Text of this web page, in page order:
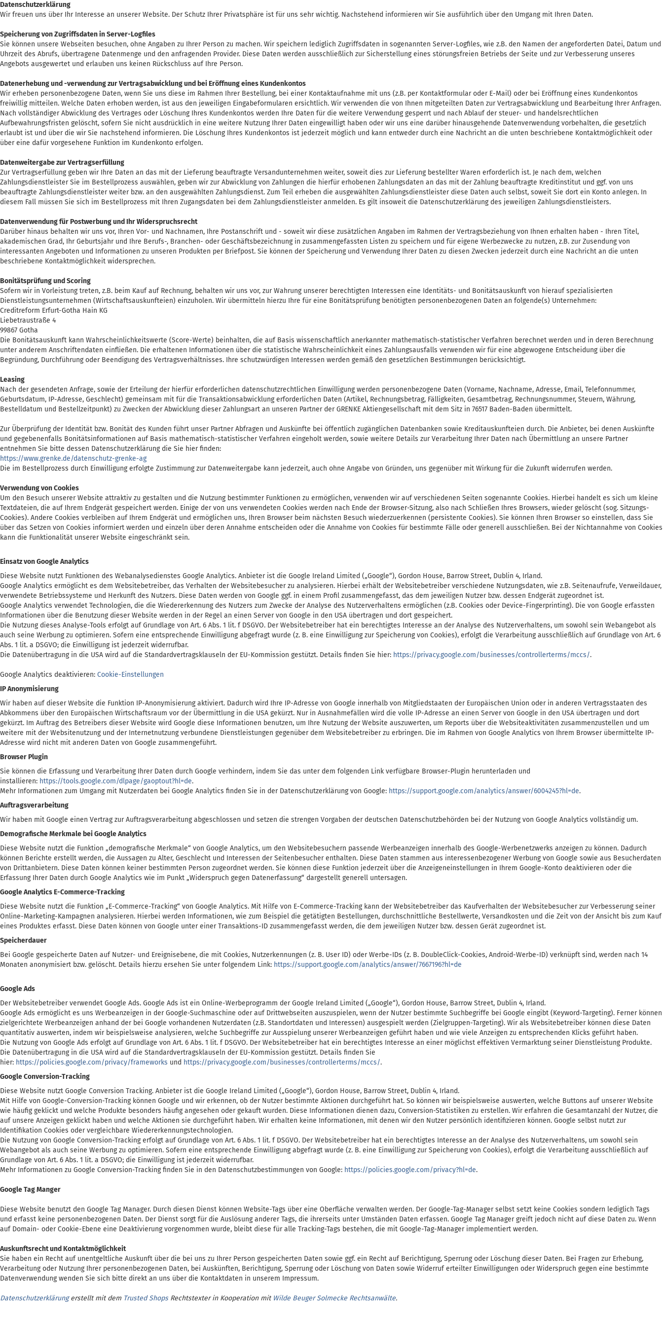
Datenschutzerklärung
Wir freuen uns über Ihr Interesse an unserer Website. Der Schutz Ihrer Privatsphäre ist für uns sehr wichtig. Nachstehend informieren wir Sie ausführlich über den Umgang mit Ihren Daten.
Speicherung von Zugriffsdaten in Server-Logfiles
Sie können unsere Webseiten besuchen, ohne Angaben zu Ihrer Person zu machen. Wir speichern lediglich Zugriffsdaten in sogenannten Server-Logfiles, wie z.B. den Namen der angeforderten Datei, Datum und
Uhrzeit des Abrufs, übertragene Datenmenge und den anfragenden Provider. Diese Daten werden ausschließlich zur Sicherstellung eines störungsfreien Betriebs der Seite und zur Verbesserung unseres
Angebots ausgewertet und erlauben uns keinen Rückschluss auf Ihre Person.
Datenerhebung und -verwendung zur Vertragsabwicklung und bei Eröffnung eines Kundenkontos
Wir erheben personenbezogene Daten, wenn Sie uns diese im Rahmen Ihrer Bestellung, bei einer Kontaktaufnahme mit uns (z.B. per Kontaktformular oder E-Mail) oder bei Eröffnung eines Kundenkontos
freiwillig mitteilen. Welche Daten erhoben werden, ist aus den jeweiligen Eingabeformularen ersichtlich. Wir verwenden die von Ihnen mitgeteilten Daten zur Vertragsabwicklung und Bearbeitung Ihrer Anfragen.
Nach vollständiger Abwicklung des Vertrages oder Löschung Ihres Kundenkontos werden Ihre Daten für die weitere Verwendung gesperrt und nach Ablauf der steuer- und handelsrechtlichen
Aufbewahrungsfristen gelöscht, sofern Sie nicht ausdrücklich in eine weitere Nutzung Ihrer Daten eingewilligt haben oder wir uns eine darüber hinausgehende Datenverwendung vorbehalten, die gesetzlich
erlaubt ist und über die wir Sie nachstehend informieren. Die Löschung Ihres Kundenkontos ist jederzeit möglich und kann entweder durch eine Nachricht an die unten beschriebene Kontaktmöglichkeit oder
über eine dafür vorgesehene Funktion im Kundenkonto erfolgen.
Datenweitergabe zur Vertragserfüllung
Zur Vertragserfüllung geben wir Ihre Daten an das mit der Lieferung beauftragte Versandunternehmen weiter, soweit dies zur Lieferung bestellter Waren erforderlich ist. Je nach dem, welchen
Zahlungsdienstleister Sie im Bestellprozess auswählen, geben wir zur Abwicklung von Zahlungen die hierfür erhobenen Zahlungsdaten an das mit der Zahlung beauftragte Kreditinstitut und ggf. von uns
beauftragte Zahlungsdienstleister weiter bzw. an den ausgewählten Zahlungsdienst. Zum Teil erheben die ausgewählten Zahlungsdienstleister diese Daten auch selbst, soweit Sie dort ein Konto anlegen. In
diesem Fall müssen Sie sich im Bestellprozess mit Ihren Zugangsdaten bei dem Zahlungsdienstleister anmelden. Es gilt insoweit die Datenschutzerklärung des jeweiligen Zahlungsdienstleisters.
Datenverwendung für Postwerbung und Ihr Widerspruchsrecht
Darüber hinaus behalten wir uns vor, Ihren Vor- und Nachnamen, Ihre Postanschrift und - soweit wir diese zusätzlichen Angaben im Rahmen der Vertragsbeziehung von Ihnen erhalten haben - Ihren Titel,
akademischen Grad, Ihr Geburtsjahr und Ihre Berufs-, Branchen- oder Geschäftsbezeichnung in zusammengefassten Listen zu speichern und für eigene Werbezwecke zu nutzen, z.B. zur Zusendung von
interessanten Angeboten und Informationen zu unseren Produkten per Briefpost. Sie können der Speicherung und Verwendung Ihrer Daten zu diesen Zwecken jederzeit durch eine Nachricht an die unten
beschriebene Kontaktmöglichkeit widersprechen.
Bonitätsprüfung und Scoring
Sofern wir in Vorleistung treten, z.B. beim Kauf auf Rechnung, behalten wir uns vor, zur Wahrung unserer berechtigten Interessen eine Identitäts- und Bonitätsauskunft von hierauf spezialisierten
Dienstleistungsunternehmen (Wirtschaftsauskunfteien) einzuholen. Wir übermitteln hierzu Ihre für eine Bonitätsprüfung benötigten personenbezogenen Daten an folgende(s) Unternehmen:
Creditreform Erfurt-Gotha Hain KG
Liebetraustraße 4
99867 Gotha
Die Bonitätsauskunft kann Wahrscheinlichkeitswerte (Score-Werte) beinhalten, die auf Basis wissenschaftlich anerkannter mathematisch-statistischer Verfahren berechnet werden und in deren Berechnung
unter anderem Anschriftendaten einfließen. Die erhaltenen Informationen über die statistische Wahrscheinlichkeit eines Zahlungsausfalls verwenden wir für eine abgewogene Entscheidung über die
Begründung, Durchführung oder Beendigung des Vertragsverhältnisses. Ihre schutzwürdigen Interessen werden gemäß den gesetzlichen Bestimmungen berücksichtigt.
Leasing
Nach der gesendeten Anfrage, sowie der Erteilung der hierfür erforderlichen datenschutzrechtlichen Einwilligung werden personenbezogene Daten (Vorname, Nachname, Adresse, Email, Telefonnummer,
Geburtsdatum, IP-Adresse, Geschlecht) gemeinsam mit für die Transaktionsabwicklung erforderlichen Daten (Artikel, Rechnungsbetrag, Fälligkeiten, Gesamtbetrag, Rechnungsnummer, Steuern, Währung,
Bestelldatum und Bestellzeitpunkt) zu Zwecken der Abwicklung dieser Zahlungsart an unseren Partner der GRENKE Aktiengesellschaft mit dem Sitz in 76517 Baden-Baden übermittelt.
Zur Überprüfung der Identität bzw. Bonität des Kunden führt unser Partner Abfragen und Auskünfte bei öffentlich zugänglichen Datenbanken sowie Kreditauskunfteien durch. Die Anbieter, bei denen Auskünfte
und gegebenenfalls Bonitätsinformationen auf Basis mathematisch-statistischer Verfahren eingeholt werden, sowie weitere Details zur Verarbeitung Ihrer Daten nach Übermittlung an unsere Partner
entnehmen Sie bitte dessen Datenschutzerklärung die Sie hier finden:
https://www.grenke.de/datenschutz-grenke-ag
Die im Bestellprozess durch Einwilligung erfolgte Zustimmung zur Datenweitergabe kann jederzeit, auch ohne Angabe von Gründen, uns gegenüber mit Wirkung für die Zukunft widerrufen werden.
Verwendung von Cookies
Um den Besuch unserer Website attraktiv zu gestalten und die Nutzung bestimmter Funktionen zu ermöglichen, verwenden wir auf verschiedenen Seiten sogenannte Cookies. Hierbei handelt es sich um kleine
Textdateien, die auf Ihrem Endgerät gespeichert werden. Einige der von uns verwendeten Cookies werden nach Ende der Browser-Sitzung, also nach Schließen Ihres Browsers, wieder gelöscht (sog. Sitzungs-
Cookies). Andere Cookies verbleiben auf Ihrem Endgerät und ermöglichen uns, Ihren Browser beim nächsten Besuch wiederzuerkennen (persistente Cookies). Sie können Ihren Browser so einstellen, dass Sie
über das Setzen von Cookies informiert werden und einzeln über deren Annahme entscheiden oder die Annahme von Cookies für bestimmte Fälle oder generell ausschließen. Bei der Nichtannahme von Cookies
kann die Funktionalität unserer Website eingeschränkt sein.
Einsatz von Google Analytics
Diese Website nutzt Funktionen des Webanalysedienstes Google Analytics. Anbieter ist die Google Ireland Limited („Google“), Gordon House, Barrow Street, Dublin 4, Irland.
Google Analytics ermöglicht es dem Websitebetreiber, das Verhalten der Websitebesucher zu analysieren. Hierbei erhält der Websitebetreiber verschiedene Nutzungsdaten, wie z.B. Seitenaufrufe, Verweildauer,
verwendete Betriebssysteme und Herkunft des Nutzers. Diese Daten werden von Google ggf. in einem Profil zusammengefasst, das dem jeweiligen Nutzer bzw. dessen Endgerät zugeordnet ist.
Google Analytics verwendet Technologien, die die Wiedererkennung des Nutzers zum Zwecke der Analyse des Nutzerverhaltens ermöglichen (z.B. Cookies oder Device-Fingerprinting). Die von Google erfassten
Informationen über die Benutzung dieser Website werden in der Regel an einen Server von Google in den USA übertragen und dort gespeichert.
Die Nutzung dieses Analyse-Tools erfolgt auf Grundlage von Art. 6 Abs. 1 lit. f DSGVO. Der Websitebetreiber hat ein berechtigtes Interesse an der Analyse des Nutzerverhaltens, um sowohl sein Webangebot als
auch seine Werbung zu optimieren. Sofern eine entsprechende Einwilligung abgefragt wurde (z. B. eine Einwilligung zur Speicherung von Cookies), erfolgt die Verarbeitung ausschließlich auf Grundlage von Art. 6
Abs. 1 lit. a DSGVO; die Einwilligung ist jederzeit widerrufbar.
Die Datenübertragung in die USA wird auf die Standardvertragsklauseln der EU-Kommission gestützt. Details finden Sie hier: https://privacy.google.com/businesses/controllerterms/mccs/.
Google Analytics deaktivieren: Cookie-Einstellungen
IP Anonymisierung
Wir haben auf dieser Website die Funktion IP-Anonymisierung aktiviert. Dadurch wird Ihre IP-Adresse von Google innerhalb von Mitgliedstaaten der Europäischen Union oder in anderen Vertragsstaaten des
Abkommens über den Europäischen Wirtschaftsraum vor der Übermittlung in die USA gekürzt. Nur in Ausnahmefällen wird die volle IP-Adresse an einen Server von Google in den USA übertragen und dort
gekürzt. Im Auftrag des Betreibers dieser Website wird Google diese Informationen benutzen, um Ihre Nutzung der Website auszuwerten, um Reports über die Websiteaktivitäten zusammenzustellen und um
weitere mit der Websitenutzung und der Internetnutzung verbundene Dienstleistungen gegenüber dem Websitebetreiber zu erbringen. Die im Rahmen von Google Analytics von Ihrem Browser übermittelte IP-
Adresse wird nicht mit anderen Daten von Google zusammengeführt.
Browser Plugin
Sie können die Erfassung und Verarbeitung Ihrer Daten durch Google verhindern, indem Sie das unter dem folgenden Link verfügbare Browser-Plugin herunterladen und
installieren: https://tools.google.com/dlpage/gaoptout?hl=de.
Mehr Informationen zum Umgang mit Nutzerdaten bei Google Analytics finden Sie in der Datenschutzerklärung von Google: https://support.google.com/analytics/answer/6004245?hl=de.
Auftragsverarbeitung
Wir haben mit Google einen Vertrag zur Auftragsverarbeitung abgeschlossen und setzen die strengen Vorgaben der deutschen Datenschutzbehörden bei der Nutzung von Google Analytics vollständig um.
Demografische Merkmale bei Google Analytics
Diese Website nutzt die Funktion „demografische Merkmale“ von Google Analytics, um den Websitebesuchern passende Werbeanzeigen innerhalb des Google-Werbenetzwerks anzeigen zu können. Dadurch
können Berichte erstellt werden, die Aussagen zu Alter, Geschlecht und Interessen der Seitenbesucher enthalten. Diese Daten stammen aus interessenbezogener Werbung von Google sowie aus Besucherdaten
von Drittanbietern. Diese Daten können keiner bestimmten Person zugeordnet werden. Sie können diese Funktion jederzeit über die Anzeigeneinstellungen in Ihrem Google-Konto deaktivieren oder die
Erfassung Ihrer Daten durch Google Analytics wie im Punkt „Widerspruch gegen Datenerfassung“ dargestellt generell untersagen.
Google Analytics E-Commerce-Tracking
Diese Website nutzt die Funktion „E-Commerce-Tracking“ von Google Analytics. Mit Hilfe von E-Commerce-Tracking kann der Websitebetreiber das Kaufverhalten der Websitebesucher zur Verbesserung seiner
Online-Marketing-Kampagnen analysieren. Hierbei werden Informationen, wie zum Beispiel die getätigten Bestellungen, durchschnittliche Bestellwerte, Versandkosten und die Zeit von der Ansicht bis zum Kauf
eines Produktes erfasst. Diese Daten können von Google unter einer Transaktions-ID zusammengefasst werden, die dem jeweiligen Nutzer bzw. dessen Gerät zugeordnet ist.
Speicherdauer
Bei Google gespeicherte Daten auf Nutzer- und Ereignisebene, die mit Cookies, Nutzerkennungen (z. B. User ID) oder Werbe-IDs (z. B. DoubleClick-Cookies, Android-Werbe-ID) verknüpft sind, werden nach 14
Monaten anonymisiert bzw. gelöscht. Details hierzu ersehen Sie unter folgendem Link: https://support.google.com/analytics/answer/7667196?hl=de
Google Ads
Der Websitebetreiber verwendet Google Ads. Google Ads ist ein Online-Werbeprogramm der Google Ireland Limited („Google“), Gordon House, Barrow Street, Dublin 4, Irland.
Google Ads ermöglicht es uns Werbeanzeigen in der Google-Suchmaschine oder auf Drittwebseiten auszuspielen, wenn der Nutzer bestimmte Suchbegriffe bei Google eingibt (Keyword-Targeting). Ferner können
zielgerichtete Werbeanzeigen anhand der bei Google vorhandenen Nutzerdaten (z.B. Standortdaten und Interessen) ausgespielt werden (Zielgruppen-Targeting). Wir als Websitebetreiber können diese Daten
quantitativ auswerten, indem wir beispielsweise analysieren, welche Suchbegriffe zur Ausspielung unserer Werbeanzeigen geführt haben und wie viele Anzeigen zu entsprechenden Klicks geführt haben.
Die Nutzung von Google Ads erfolgt auf Grundlage von Art. 6 Abs. 1 lit. f DSGVO. Der Websitebetreiber hat ein berechtigtes Interesse an einer möglichst effektiven Vermarktung seiner Dienstleistung Produkte.
Die Datenübertragung in die USA wird auf die Standardvertragsklauseln der EU-Kommission gestützt. Details finden Sie
hier: https://policies.google.com/privacy/frameworks und https://privacy.google.com/businesses/controllerterms/mccs/.
Google Conversion-Tracking
Diese Website nutzt Google Conversion Tracking. Anbieter ist die Google Ireland Limited („Google“), Gordon House, Barrow Street, Dublin 4, Irland.
Mit Hilfe von Google-Conversion-Tracking können Google und wir erkennen, ob der Nutzer bestimmte Aktionen durchgeführt hat. So können wir beispielsweise auswerten, welche Buttons auf unserer Website
wie häufig geklickt und welche Produkte besonders häufig angesehen oder gekauft wurden. Diese Informationen dienen dazu, Conversion-Statistiken zu erstellen. Wir erfahren die Gesamtanzahl der Nutzer, die
auf unsere Anzeigen geklickt haben und welche Aktionen sie durchgeführt haben. Wir erhalten keine Informationen, mit denen wir den Nutzer persönlich identifizieren können. Google selbst nutzt zur
Identifikation Cookies oder vergleichbare Wiedererkennungstechnologien.
Die Nutzung von Google Conversion-Tracking erfolgt auf Grundlage von Art. 6 Abs. 1 lit. f DSGVO. Der Websitebetreiber hat ein berechtigtes Interesse an der Analyse des Nutzerverhaltens, um sowohl sein
Webangebot als auch seine Werbung zu optimieren. Sofern eine entsprechende Einwilligung abgefragt wurde (z. B. eine Einwilligung zur Speicherung von Cookies), erfolgt die Verarbeitung ausschließlich auf
Grundlage von Art. 6 Abs. 1 lit. a DSGVO; die Einwilligung ist jederzeit widerrufbar.
Mehr Informationen zu Google Conversion-Tracking finden Sie in den Datenschutzbestimmungen von Google: https://policies.google.com/privacy?hl=de.
Google Tag Manger
Diese Website benutzt den Google Tag Manager. Durch diesen Dienst können Website-Tags über eine Oberfläche verwalten werden. Der Google-Tag-Manager selbst setzt keine Cookies sondern lediglich Tags
und erfasst keine personenbezogenen Daten. Der Dienst sorgt für die Auslösung anderer Tags, die ihrerseits unter Umständen Daten erfassen. Google Tag Manager greift jedoch nicht auf diese Daten zu. Wenn
auf Domain- oder Cookie-Ebene eine Deaktivierung vorgenommen wurde, bleibt diese für alle Tracking-Tags bestehen, die mit Google-Tag-Manager implementiert werden.
Auskunftsrecht und Kontaktmöglichkeit
Sie haben ein Recht auf unentgeltliche Auskunft über die bei uns zu Ihrer Person gespeicherten Daten sowie ggf. ein Recht auf Berichtigung, Sperrung oder Löschung dieser Daten. Bei Fragen zur Erhebung,
Verarbeitung oder Nutzung Ihrer personenbezogenen Daten, bei Auskünften, Berichtigung, Sperrung oder Löschung von Daten sowie Widerruf erteilter Einwilligungen oder Widerspruch gegen eine bestimmte
Datenverwendung wenden Sie sich bitte direkt an uns über die Kontaktdaten in unserem Impressum.
Datenschutzerklärungerstellt mit dem Trusted ShopsRechtstexter in Kooperation mit Wilde Beuger Solmecke Rechtsanwälte.